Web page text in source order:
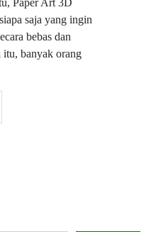
Paper Art 3D
saja yang ingin
bebas dan
itu, banyak orang